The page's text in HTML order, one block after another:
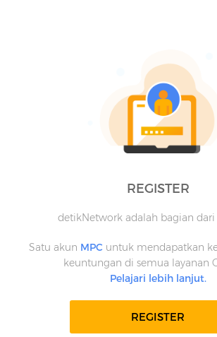
REGISTER
detikNetwork adalah bagian dari
Satu akun MPC untuk mendapatkan
keuntungan di semua layanan
Pelajari lebih lanjut.
REGISTER